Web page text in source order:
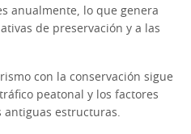
anualmente, lo que genera
de preservación y a las
con la conservación sigue
peatonal y los factores
antiguas estructuras.